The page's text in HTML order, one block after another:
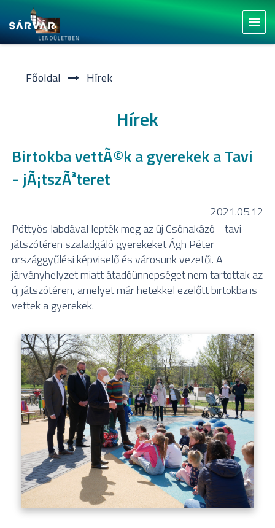
menu
Főoldal Hí­rek
Hírek
Birtokba vettÃ©k a gyerekek a Tavi
- jÃ¡tszÃ³teret
2021.05.12
Pöttyös labdával lepték meg az új Csónakázó - tavi
játszótéren szaladgáló gyerekeket Ágh Péter
országgyűlési képviselő és városunk vezetői. A
járványhelyzet miatt átadóünnepséget nem tartottak az
új játszótéren, amelyet már hetekkel ezelőtt birtokba is
vettek a gyerekek.